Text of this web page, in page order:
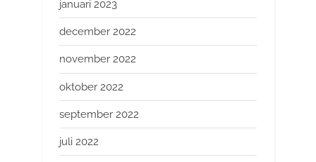
januari 2023
december 2022
november 2022
oktober 2022
september 2022
juli 2022